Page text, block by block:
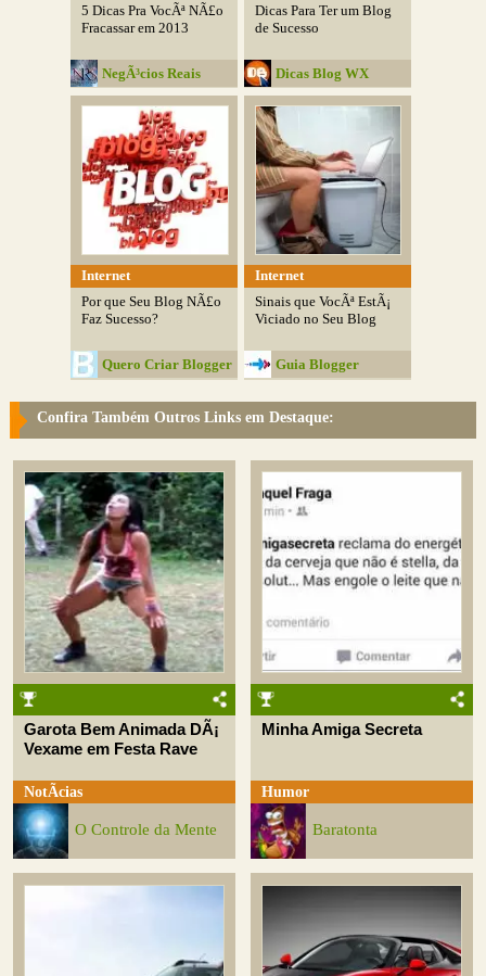
5 Dicas Pra VocÃª NÃ£o
Fracassar em 2013
NegÃ³cios Reais
Dicas Para Ter um Blog
de Sucesso
Dicas Blog WX
Internet
Por que Seu Blog NÃ£o
Faz Sucesso?
Quero Criar Blogger
Internet
Sinais que VocÃª EstÃ¡
Viciado no Seu Blog
Guia Blogger
Confira Também Outros Links em Destaque:
Garota Bem Animada DÃ¡
Vexame em Festa Rave
NotÃ­cias
O Controle da Mente
Minha Amiga Secreta
Humor
Baratonta